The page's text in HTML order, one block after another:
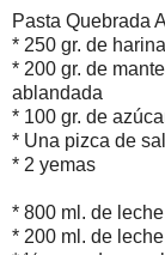
Pasta Quebrada
* 250 gr. de harina
* 200 gr. de
ablandada
* 100 gr. de
* Una pizca de sal
* 2 yemas
* 800 ml. de
* 200 ml. de